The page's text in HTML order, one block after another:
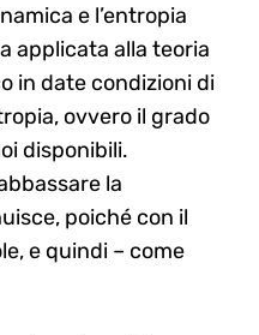
e l’entropia
applicata alla teoria
in date condizioni di
ovvero il grado
disponibili.
la
poiché con il
e quindi – come